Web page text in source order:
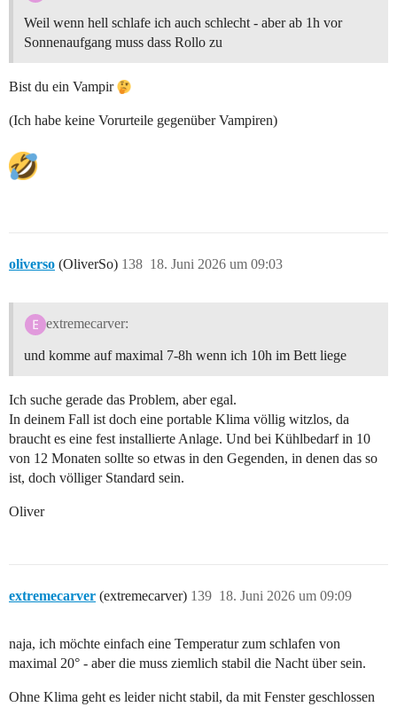
Weil wenn hell schlafe ich auch schlecht - aber ab 1h vor
Sonnenaufgang muss dass Rollo zu
Bist du ein Vampir
(Ich habe keine Vorurteile gegenüber Vampiren)
oliverso (OliverSo) 18. Juni 2026 um 09:03
138
extremecarver:
und komme auf maximal 7-8h wenn ich 10h im Bett liege
Ich suche gerade das Problem, aber egal.
In deinem Fall ist doch eine portable Klima völlig witzlos, da
braucht es eine fest installierte Anlage. Und bei Kühlbedarf in 10
von 12 Monaten sollte so etwas in den Gegenden, in denen das so
ist, doch völliger Standard sein.
Oliver
extremecarver (extremecarver) 18. Juni 2026 um 09:09
139
naja, ich möchte einfach eine Temperatur zum schlafen von
maximal 20° - aber die muss ziemlich stabil die Nacht über sein.
Ohne Klima geht es leider nicht stabil, da mit Fenster geschlossen